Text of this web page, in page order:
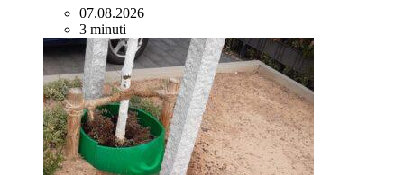
07.08.2026
3 minuti